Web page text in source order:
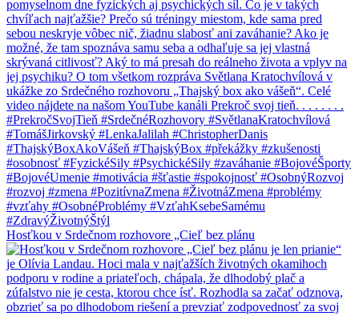
Hosťkou v Srdečnom rozhovore „Cieľ bez plánu